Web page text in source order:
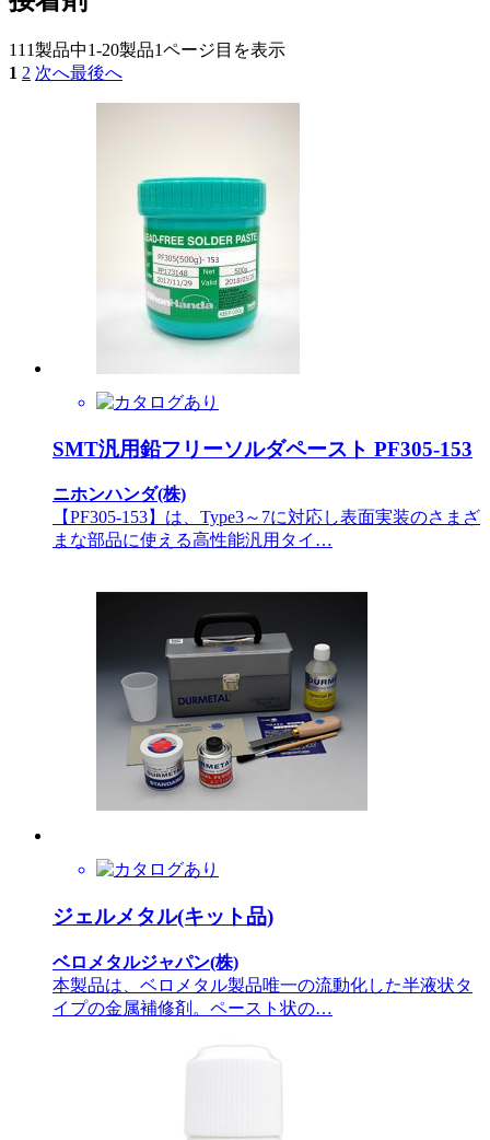
111製品中1-20製品1ページ目を表示
1 2 次へ最後へ
SMT汎用鉛フリーソルダペースト PF305-153
ニホンハンダ(株)
【PF305-153】は、Type3～7に対応し表面実装のさまざ
まな部品に使える高性能汎用タイ…
ジェルメタル(キット品)
ベロメタルジャパン(株)
本製品は、ベロメタル製品唯一の流動化した半液状タ
イプの金属補修剤。ペースト状の…